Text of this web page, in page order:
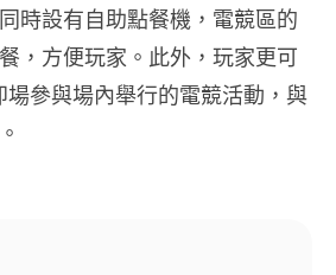
時設有自助點餐機，電競區的
，方便玩家。此外，玩家更可
參與場內舉行的電競活動，與